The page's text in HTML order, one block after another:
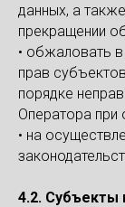
данных, а
прекращении
• обжаловать
прав
порядке
Оператора при
• на
4.2. Субъекты